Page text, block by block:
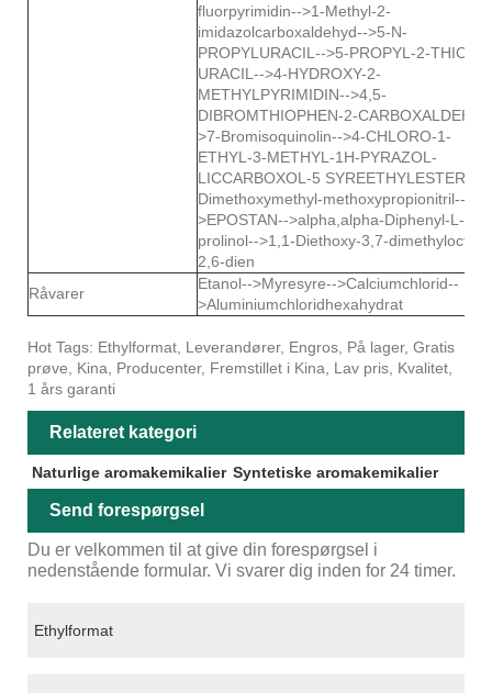
fluorpyrimidin-->1-Methyl-2-
imidazolcarboxaldehyd-->5-N-
PROPYLURACIL-->5-PROPYL-2-THIO
URACIL-->4-HYDROXY-2-
METHYLPYRIMIDIN-->4,5-
DIBROMTHIOPHEN-2-
>7-Bromisoquinolin-->4-CHLORO-1-
ETHYL-3-METHYL-1H-PYRAZOL-
LICCARBOXOL-5 SYREETHYLESTER--
Dimethoxymethyl-methoxypropionitril--
>EPOSTAN-->alpha,alpha-Diphenyl-L-
prolinol-->1,1-Diethoxy-3,7-dimethylocta-
2,6-dien
Råvarer
Etanol-->Myresyre-->Calciumchlorid--
>Aluminiumchloridhexahydrat
Hot Tags: Ethylformat, Leverandører, Engros, På lager, Gratis
prøve, Kina, Producenter, Fremstillet i Kina, Lav pris, Kvalitet,
1 års garanti
Relateret kategori
Naturlige aromakemikalier Syntetiske aromakemikalier
Send forespørgsel
Du er velkommen til at give din forespørgsel i
nedenstående formular. Vi svarer dig inden for 24 timer.